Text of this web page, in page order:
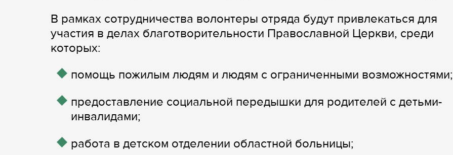
В рамках сотрудничества волонтеры отряда будут привлекаться для
участия в делах благотворительности Православной Церкви, среди
которых:
помощь пожилым людям и людям с ограниченными возможностями;
предоставление социальной передышки для родителей с детьми-
инвалидами;
работа в детском отделении областной больницы;